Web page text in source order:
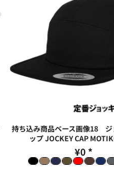
持ち込み商品ベース画像18 ジ
ップ JOCKEY CAP
¥0 *